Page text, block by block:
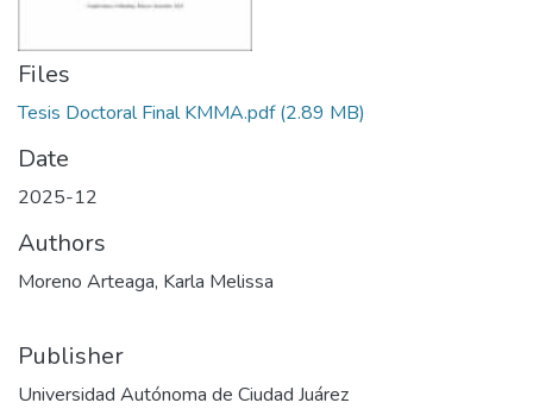
Files
Tesis Doctoral Final KMMA.pdf(2.89 MB)
Date
2025-12
Authors
Moreno Arteaga, Karla Melissa
Publisher
Universidad Autónoma de Ciudad Juárez